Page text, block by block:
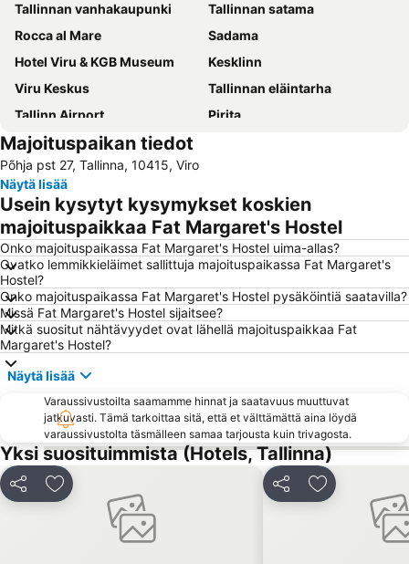
Tallinnan vanhakaupunki
Tallinnan satama
Rocca al Mare
Sadama
Hotel Viru & KGB Museum
Kesklinn
Viru Keskus
Tallinnan eläintarha
Tallinn Airport
Pirita
Lauluväljak
Mustamäe
Kassisaba
Baltian rautatieasema
Pirita linnaosad
Lasnamäe
Haabersti
Põhja-Tallinn
Ülemiste
Nõmme
A. Le Coq Arena
Viron merenkulkumuseo
Juhkentali
Raekoda
Kopli
Kakumäe
Lai
Peppersack
Pirita asum
Aleksanteri Nevskin katedraali
Järve
Tallinnan Olympiakeskus
Vana-Mustamäe
Laagri
Rocca al Mare
Majoituspaikan tiedot
Põhja pst 27, Tallinna, 10415, Viro
Näytä lisää
Usein kysytyt kysymykset koskien
majoituspaikkaa Fat Margaret's Hostel
Onko majoituspaikassa Fat Margaret's Hostel uima-allas?
Ovatko lemmikkieläimet sallittuja majoituspaikassa Fat Margaret's
Hostel?
Onko majoituspaikassa Fat Margaret's Hostel pysäköintiä saatavilla?
Missä Fat Margaret's Hostel sijaitsee?
Mitkä suositut nähtävyydet ovat lähellä majoituspaikkaa Fat
Margaret's Hostel?
Näytä lisää
Varaussivustoilta saamamme hinnat ja saatavuus muuttuvat
jatkuvasti. Tämä tarkoittaa sitä, että et välttämättä aina löydä
varaussivustolta täsmälleen samaa tarjousta kuin trivagosta.
Yksi suosituimmista (Hotels, Tallinna)
Jaa Lisää suosikkeihin Jaa Lisää